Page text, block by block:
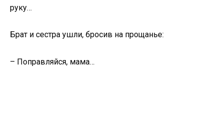
руку…
Брат и сестра ушли, бросив на прощанье:
– Поправляйся, мама…